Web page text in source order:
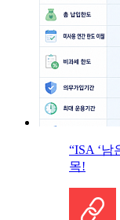
“ISA ‘남
목!